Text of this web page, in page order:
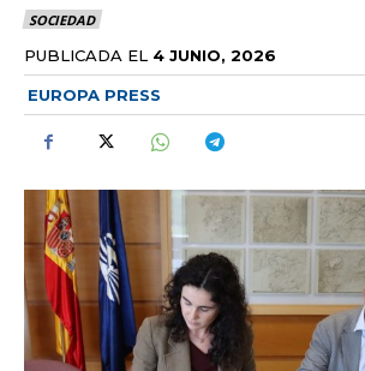
SOCIEDAD
PUBLICADA EL 4 JUNIO, 2026
EUROPA PRESS